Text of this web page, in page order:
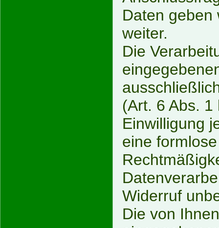
Daten geben
weiter.
Die
(Art. 6 Abs.
Einwilligung
eine
Widerruf
Die von